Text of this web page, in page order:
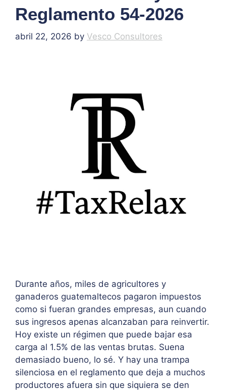
Reglamento 54-2026
abril 22, 2026 by Vesco Consultores
Durante años, miles de agricultores y
ganaderos guatemaltecos pagaron impuestos
como si fueran grandes empresas, aun cuando
sus ingresos apenas alcanzaban para reinvertir.
Hoy existe un régimen que puede bajar esa
carga al 1.5% de las ventas brutas. Suena
demasiado bueno, lo sé. Y hay una trampa
silenciosa en el reglamento que deja a muchos
productores afuera sin que siquiera se den